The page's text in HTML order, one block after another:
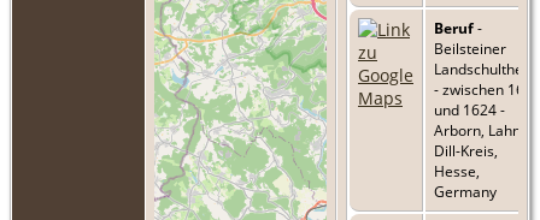
Beruf-
Beilsteiner
Landschultheiß
- zwischen 1610
und 1624 -
Arborn, Lahn-
Dill-Kreis,
Hesse,
Germany